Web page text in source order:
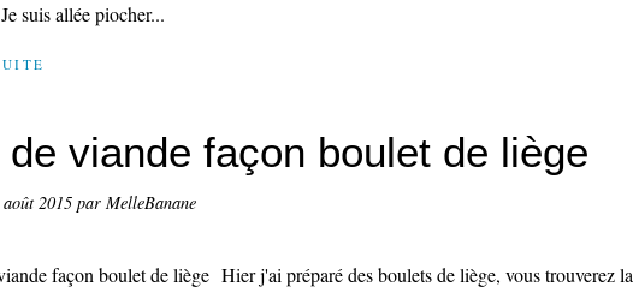
suis allée piocher...
de viande façon boulet de liège
août 2015 par MelleBanane
Hier j'ai préparé des boulets de liège, vous trouverez la